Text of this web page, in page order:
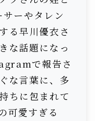
ーやタレン
る早川優衣さ
な話題になっ
で報告さ
な言葉に、多
ちに包まれて
可愛すぎる